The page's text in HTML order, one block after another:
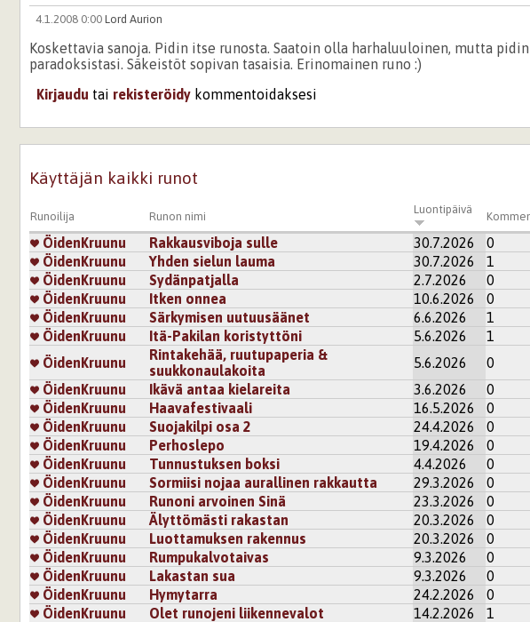
4.1.2008 0:00 Lord Aurion
Koskettavia sanoja. Pidin itse runosta. Saatoin olla harhaluuloinen, mutta
paradoksistasi. Säkeistöt sopivan tasaisia. Erinomainen runo :)
Kirjaudu tai rekisteröidy kommentoidaksesi
Sivut
Käyttäjän kaikki runot
Runoilija Runon nimi
Luontipäivä
ÖidenKruunu Rakkausviboja sulle 30.7.2026 0
ÖidenKruunu
Yhden sielun lauma 30.7.2026 1
ÖidenKruunu
Sydänpatjalla 2.7.2026 0
ÖidenKruunu
Itken onnea 10.6.2026 0
ÖidenKruunu
Särkymisen uutuusäänet 6.6.2026 1
ÖidenKruunu
Itä-Pakilan koristyttöni 5.6.2026 1
ÖidenKruunu
Rintakehää, ruutupaperia &
suukkonaulakoita
5.6.2026 0
ÖidenKruunu
Ikävä antaa kielareita 3.6.2026 0
ÖidenKruunu
Haavafestivaali 16.5.2026 0
ÖidenKruunu
Suojakilpi osa 2 24.4.2026 0
ÖidenKruunu
Perhoslepo 19.4.2026 0
ÖidenKruunu
Tunnustuksen boksi 4.4.2026 0
ÖidenKruunu
Sormiisi nojaa aurallinen rakkautta 29.3.2026 0
ÖidenKruunu
Runoni arvoinen Sinä 23.3.2026 0
ÖidenKruunu
Älyttömästi rakastan 20.3.2026 0
ÖidenKruunu
Luottamuksen rakennus 20.3.2026 0
ÖidenKruunu
Rumpukalvotaivas 9.3.2026 0
ÖidenKruunu
Lakastan sua 9.3.2026 0
ÖidenKruunu
Hymytarra 24.2.2026 0
ÖidenKruunu
Olet runojeni liikennevalot 14.2.2026 1